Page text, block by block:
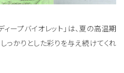
ィープバイオレット」は、夏の高温期
っかりとした彩りを与え続けてくれ